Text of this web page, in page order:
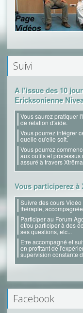
Suivi
A l'issue des 10
Ericksonienne
Vous saurez pratiquer
de relation d'aide.
Vous pourrez intégrer
quelle qu'elle soit.
Vous pourrez
aux outils et
assuré à travers
Vous participerez
Suivre des cours
thérapie,
Participer au Forum
et/ou participer à des
ses questions, etc...
Etre accompagné et
en profitant de
supervision constante
Facebook